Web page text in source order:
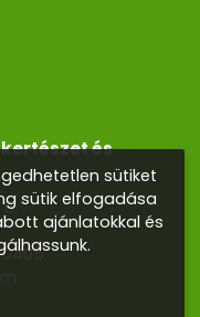
és
0405
sütiket
sütik elfogadása
ajánlatokkal és